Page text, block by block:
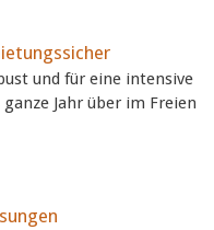
und für eine intensive
Jahr über im Freien